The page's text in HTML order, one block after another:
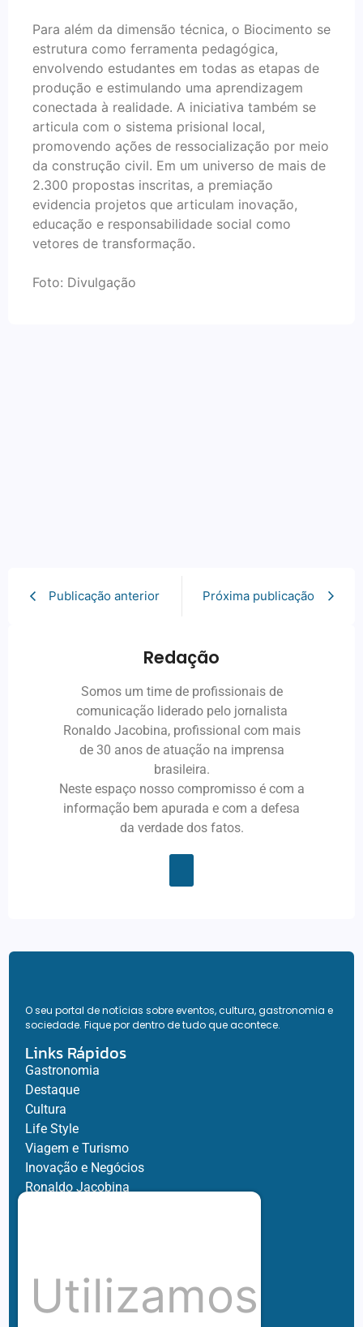
Para além da dimensão técnica, o Biocimento se
estrutura como ferramenta pedagógica,
envolvendo estudantes em todas as etapas de
produção e estimulando uma aprendizagem
conectada à realidade. A iniciativa também se
articula com o sistema prisional local,
promovendo ações de ressocialização por meio
da construção civil. Em um universo de mais de
2.300 propostas inscritas, a premiação
evidencia projetos que articulam inovação,
educação e responsabilidade social como
vetores de transformação.
Foto: Divulgação
Publicação anterior Próxima publicação
Redação
Somos um time de profissionais de
comunicação liderado pelo jornalista
Ronaldo Jacobina, profissional com mais
de 30 anos de atuação na imprensa
brasileira.
Neste espaço nosso compromisso é com a
informação bem apurada e com a defesa
da verdade dos fatos.
O seu portal de notícias sobre eventos, cultura, gastronomia e
sociedade. Fique por dentro de tudo que acontece.
Links Rápidos
Gastronomia
Destaque
Cultura
Life Style
Viagem e Turismo
Inovação e Negócios
Ronaldo Jacobina
Hubnexxo
Tidelli
Redes
Utilizamos